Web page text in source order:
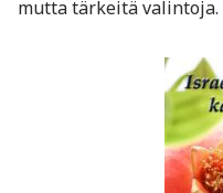
mutta tärkeitä valintoja.